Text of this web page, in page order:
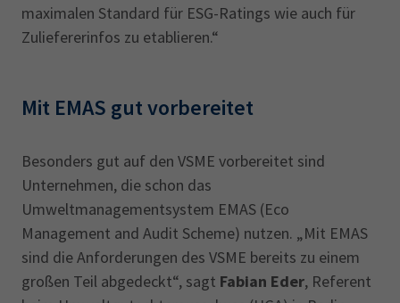
maximalen Standard für ESG-Ratings wie auch für
Zuliefererinfos zu etablieren.“
Mit EMAS gut vorbereitet
Besonders gut auf den VSME vorbereitet sind
Unternehmen, die schon das
Umweltmanagementsystem EMAS (Eco
Management and Audit Scheme) nutzen. „Mit EMAS
sind die Anforderungen des VSME bereits zu einem
großen Teil abgedeckt“, sagt Fabian Eder, Referent